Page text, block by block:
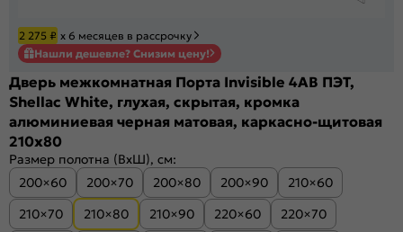
2 275 ₽ х 6 месяцев в рассрочку
Нашли дешевле? Снизим цену!
Дверь межкомнатная Порта Invisible 4AB ПЭТ,
Shellac White, глухая, скрытая, кромка
алюминиевая черная матовая, каркасно-щитовая
210x80
Размер полотна (ВхШ), см:
200×60
200×70 200×80 200×90
210×60
210×70
210×80 210×90 220×60
220×70